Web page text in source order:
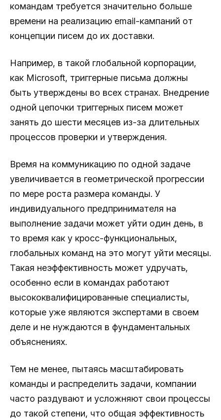
командам требуется значительно больше
времени на реализацию email-кампаний от
концепции писем до их доставки.
Например, в такой глобальной корпорации,
как Microsoft, триггерные письма должны
быть утверждены во всех странах. Внедрение
одной цепочки триггерных писем может
занять до шести месяцев из-за длительных
процессов проверки и утверждения.
Время на коммуникацию по одной задаче
увеличивается в геометрической прогрессии
по мере роста размера команды. У
индивидуального предпринимателя на
выполнение задачи может уйти один день, в
то время как у кросс-функциональных,
глобальных команд на это могут уйти месяцы.
Такая неэффективность может удручать,
особенно если в командах работают
высококвалифицированные специалисты,
которые уже являются экспертами в своем
деле и не нуждаются в фундаментальных
объяснениях.
Тем не менее, пытаясь масштабировать
команды и распределить задачи, компании
часто раздувают и усложняют свои процессы
до такой степени, что общая эффективность